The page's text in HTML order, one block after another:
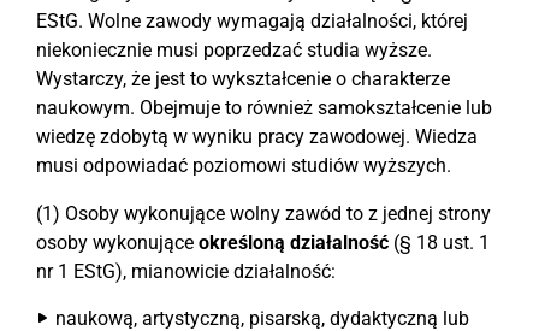
EStG. Wolne zawody wymagają działalności, której
niekoniecznie musi poprzedzać studia wyższe.
Wystarczy, że jest to wykształcenie o charakterze
naukowym. Obejmuje to również samokształcenie lub
wiedzę zdobytą w wyniku pracy zawodowej. Wiedza
musi odpowiadać poziomowi studiów wyższych.
(1) Osoby wykonujące wolny zawód to z jednej strony
osoby wykonujące określoną działalność (§ 18 ust. 1
nr 1 EStG), mianowicie działalność:
naukową, artystyczną, pisarską, dydaktyczną lub